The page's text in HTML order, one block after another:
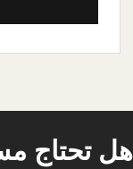
تحتاج